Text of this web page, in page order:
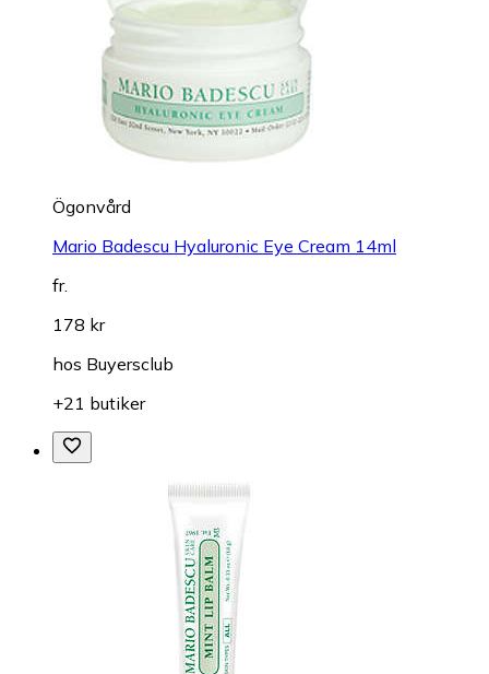
Ögonvård
Mario Badescu Hyaluronic Eye Cream 14ml
fr.
178 kr
hos Buyersclub
+21 butiker